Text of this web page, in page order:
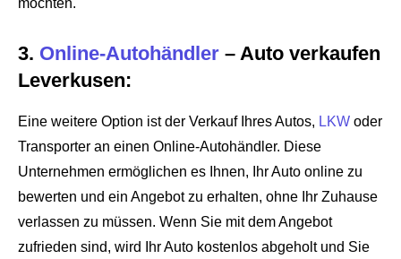
3. Online-Autohändler – Auto verkaufen
Leverkusen:
Eine weitere Option ist der Verkauf Ihres Autos, LKW oder
Transporter an einen Online-Autohändler. Diese
Unternehmen ermöglichen es Ihnen, Ihr Auto online zu
bewerten und ein Angebot zu erhalten, ohne Ihr Zuhause
verlassen zu müssen. Wenn Sie mit dem Angebot
zufrieden sind, wird Ihr Auto kostenlos abgeholt und Sie